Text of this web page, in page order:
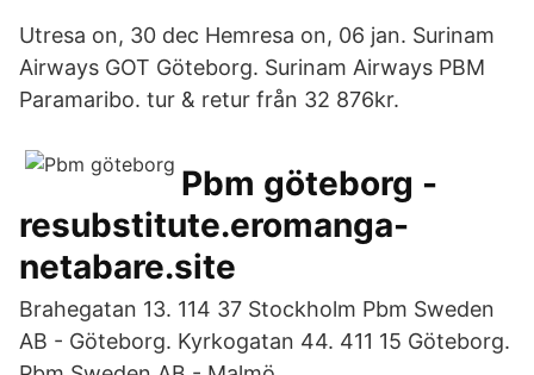
Utresa on, 30 dec Hemresa on, 06 jan. Surinam
Airways GOT Göteborg. Surinam Airways PBM
Paramaribo. tur & retur från 32 876kr.
Pbm göteborg -
resubstitute.eromanga-
netabare.site
Brahegatan 13. 114 37 Stockholm Pbm Sweden
AB - Göteborg. Kyrkogatan 44. 411 15 Göteborg.